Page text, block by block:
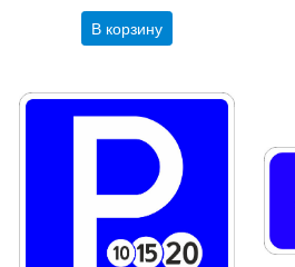
В корзину